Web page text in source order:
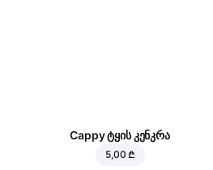
Cappy ტყის კენკრა
5,00 ₾